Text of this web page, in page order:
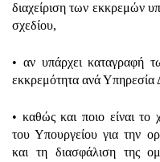
διαχείριση των εκκρεμών
σχεδίου,
• αν υπάρχει καταγραφή
εκκρεμότητα ανά Υπηρεσία
• καθώς και ποιο είναι
του Υπουργείου για την
και τη διασφάλιση της